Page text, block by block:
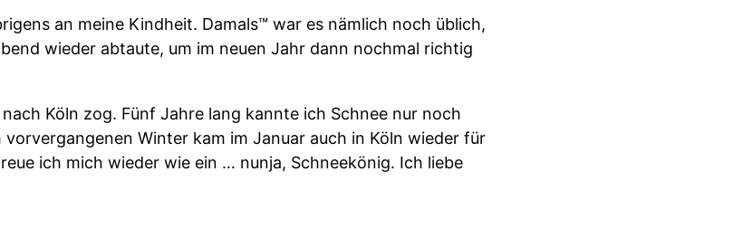
an meine Kindheit. Damals™ war es nämlich noch üblich,
wieder abtaute, um im neuen Jahr dann nochmal richtig
Köln zog. Fünf Jahre lang kannte ich Schnee nur noch
Winter kam im Januar auch in Köln wieder für
ich mich wieder wie ein … nunja, Schneekönig. Ich liebe